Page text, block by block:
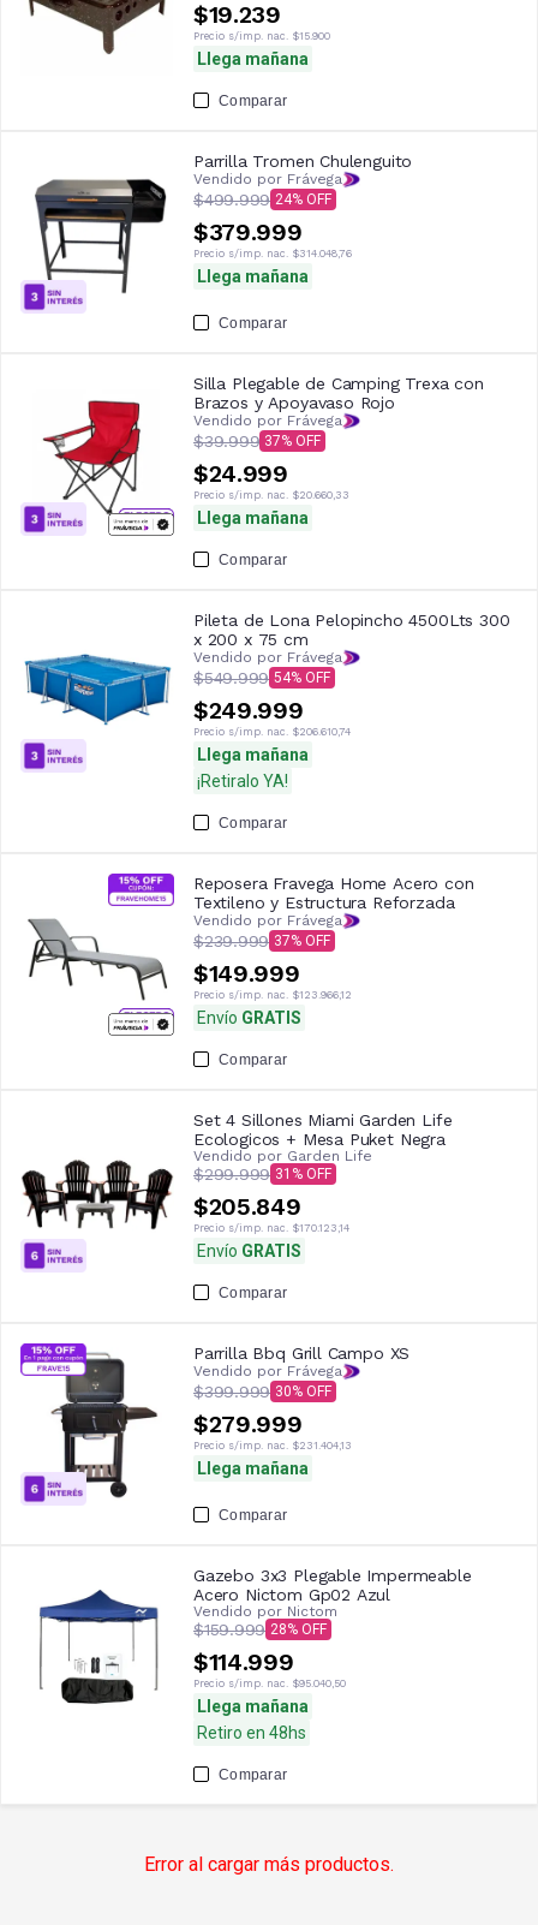
$19.239
Precio s/imp. nac. $15.900
Llega mañana
Comparar
Parrilla Tromen Chulenguito
Vendido por Frávega
$499.999 24
$379.999
Precio s/imp. nac. $314.048,76
Llega mañana
Comparar
Silla Plegable de Camping Trexa con
Brazos y Apoyavaso Rojo
Vendido por Frávega
$39.999 37
$24.999
Precio s/imp. nac. $20.660,33
Llega mañana
Comparar
Pileta de Lona Pelopincho 4500Lts 300
x 200 x 75 cm
Vendido por Frávega
$549.999 54
$249.999
Precio s/imp. nac. $206.610,74
Llega mañana
¡Retiralo YA!
Comparar
Reposera Fravega Home Acero con
Textileno y Estructura Reforzada
Vendido por Frávega
$239.999 37
$149.999
Precio s/imp. nac. $123.966,12
Envío GRATIS
Comparar
Set 4 Sillones Miami Garden Life
Ecologicos + Mesa Puket Negra
Vendido por Garden Life
$299.999 31
$205.849
Precio s/imp. nac. $170.123,14
Envío GRATIS
Comparar
Parrilla Bbq Grill Campo XS
Vendido por Frávega
$399.999 30
$279.999
Precio s/imp. nac. $231.404,13
Llega mañana
Comparar
Gazebo 3x3 Plegable Impermeable
Acero Nictom Gp02 Azul
Vendido por Nictom
$159.999 28
$114.999
Precio s/imp. nac. $95.040,50
Llega mañana
Retiro en 48hs
Comparar
Error al cargar más productos.